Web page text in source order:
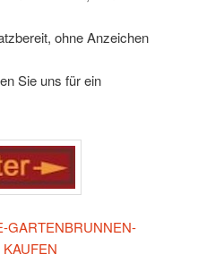
ohne Anzeichen
Sie uns für ein
GARTENBRUNNEN-